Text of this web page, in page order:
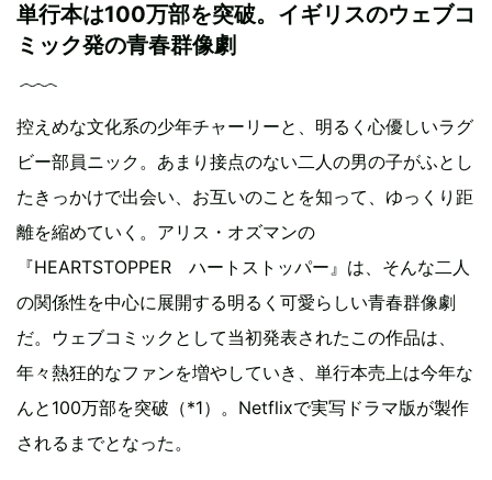
単行本は100万部を突破。イギリスのウェブコ
ミック発の青春群像劇
控えめな文化系の少年チャーリーと、明るく心優しいラグ
ビー部員ニック。あまり接点のない二人の男の子がふとし
たきっかけで出会い、お互いのことを知って、ゆっくり距
離を縮めていく。アリス・オズマンの
『HEARTSTOPPER ハートストッパー』は、そんな二人
の関係性を中心に展開する明るく可愛らしい青春群像劇
だ。ウェブコミックとして当初発表されたこの作品は、
年々熱狂的なファンを増やしていき、単行本売上は今年な
んと100万部を突破（*1）。Netflixで実写ドラマ版が製作
されるまでとなった。